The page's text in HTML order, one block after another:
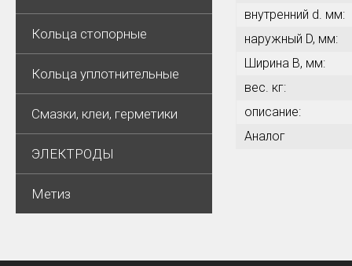
Кольца стопорные
Кольца уплотнительные
Смазки, клеи, герметики
ЭЛЕКТРОДЫ
Метиз
внутренний d. мм:
наружный D, мм:
Ширина В, мм:
вес. кг:
описание:
Аналог